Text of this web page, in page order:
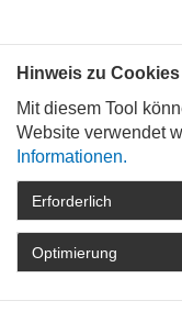
STARTSEITE
ARCHIV
2022
Hinweis zu Cookies
Mit diesem Tool
Website verwendet
Informationen.
Erforderlich
Optimierung